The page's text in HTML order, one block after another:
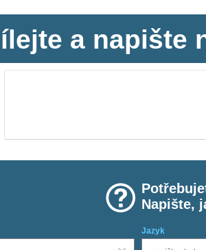
a napište
Napište,
Jazyk